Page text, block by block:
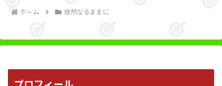
ホーム 徒然なるままに